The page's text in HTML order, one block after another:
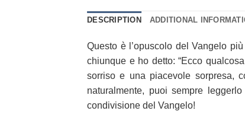
DESCRIPTION ADDITIONAL
Questo è l’opuscolo del Vangelo
chiunque e ho detto: “Ecco
sorriso e una piacevole sorpresa,
naturalmente, puoi sempre
condivisione del Vangelo!